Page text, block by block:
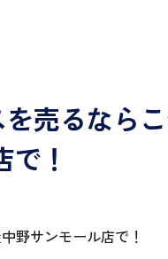
売るなら
！
野サンモール店で！